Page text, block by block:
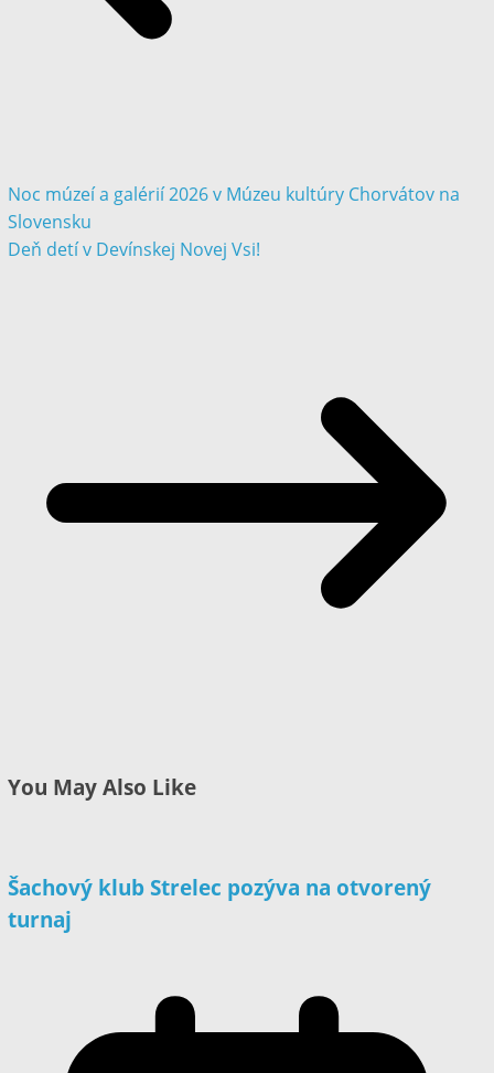
Noc múzeí a galérií 2026 v Múzeu kultúry Chorvátov na
Slovensku
Deň detí v Devínskej Novej Vsi!
You May Also Like
Šachový klub Strelec pozýva na otvorený
turnaj